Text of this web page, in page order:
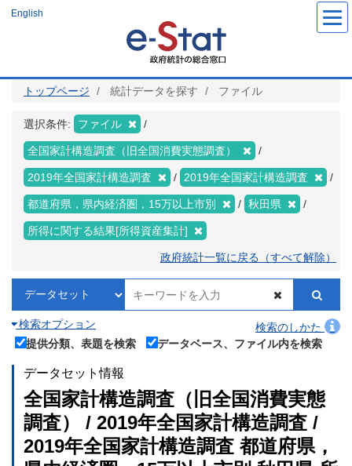
ツ
English
トップページ 統計データを探す ファイル
選択条件: ファイル
全国家計構造調査（旧全国消費実態調査）
2019年全国家計構造調査 2019年全国家計構造調査
都道府県，県内経済圏，15万以上市別 秋田県
所得に関する結果[所得資産集計]
政府統計一覧に戻る（すべて解除）
検索オプション
検索のしかた
提供分類、表題を検索
データベース、ファイル内を検索
データセット情報
全国家計構造調査（旧全国消費実態
調査） / 2019年全国家計構造調査 /
2019年全国家計構造調査 都道府県，